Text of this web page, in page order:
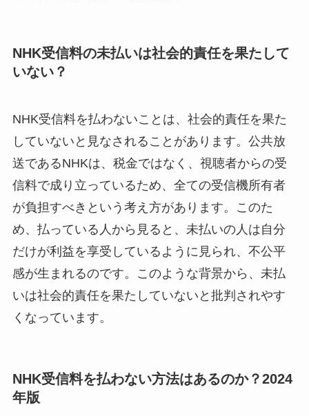
NHK受信料の未払いは社会的責任を果たして
いない？
NHK受信料を払わないことは、社会的責任を果た
していないと見なされることがあります。公共放
送であるNHKは、税金ではなく、視聴者からの受
信料で成り立っているため、全ての受信機所有者
が負担すべきという考え方があります。このた
め、払っている人から見ると、未払いの人は自分
だけが利益を享受しているように見られ、不公平
感が生まれるのです。このような背景から、未払
いは社会的責任を果たしていないと批判されやす
くなっています。
NHK受信料を払わない方法はあるのか？2024
年版